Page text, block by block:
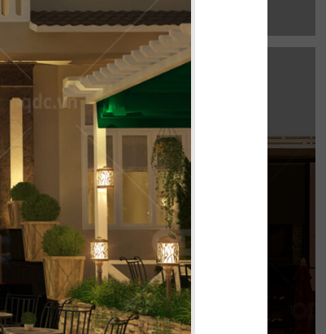
hẹn là điểm đến lý tưởng cho trải
đỉnh cao mang phong cách công
nghiệp độc đáo